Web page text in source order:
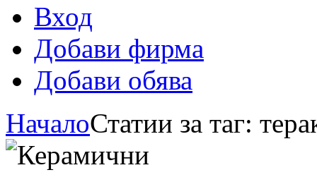
Вход
Добави фирма
Добави обява
НачалоСтатии за таг: